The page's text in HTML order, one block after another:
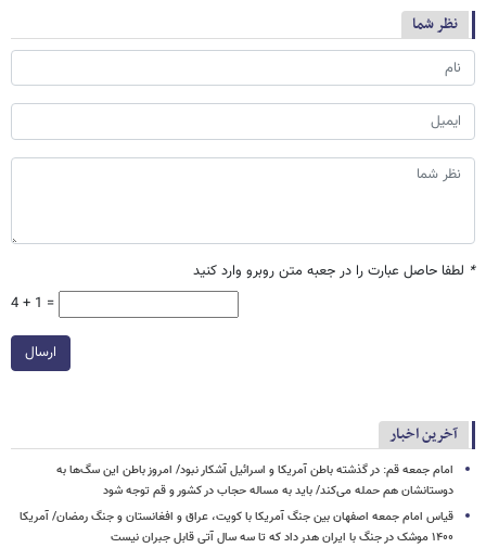
نظر شما
* لطفا حاصل عبارت را در جعبه متن روبرو وارد کنید
4 + 1 =
ارسال
آخرین اخبار
امام جمعه قم: در گذشته باطن آمریکا و اسرائیل آشکار نبود/ امروز باطن این سگ‌ها به
دوستانشان هم حمله می‌کند/ باید به مساله حجاب در کشور و قم توجه شود
قیاس امام جمعه اصفهان بین جنگ آمریکا با کویت، عراق و افغانستان و جنگ رمضان/ آمریکا
۱۴۰۰ موشک در جنگ با ایران هدر داد که تا سه سال آتی قابل جبران نیست